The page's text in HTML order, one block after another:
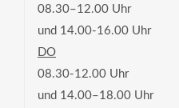
08.30–12.00 Uhr
und 14.00-16.00 Uhr
DO
08.30-12.00 Uhr
und 14.00–18.00 Uhr